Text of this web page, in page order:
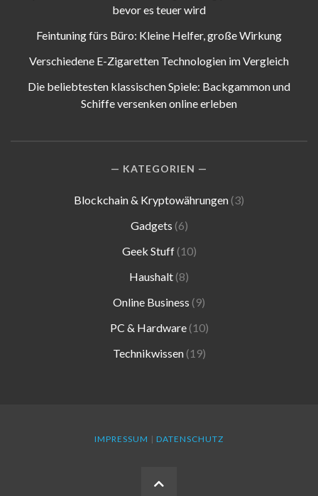
bevor es teuer wird
Feintuning fürs Büro: Kleine Helfer, große Wirkung
Verschiedene E-Zigaretten Technologien im Vergleich
Die beliebtesten klassischen Spiele: Backgammon und
Schiffe versenken online erleben
KATEGORIEN
Blockchain & Kryptowährungen (3)
Gadgets (6)
Geek Stuff(10)
Haushalt (8)
Online Business (9)
PC & Hardware(10)
Technikwissen(19)
IMPRESSUM | DATENSCHUTZ
BACK